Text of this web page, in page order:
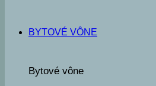
BYTOVÉ VÔNE
Bytové vône